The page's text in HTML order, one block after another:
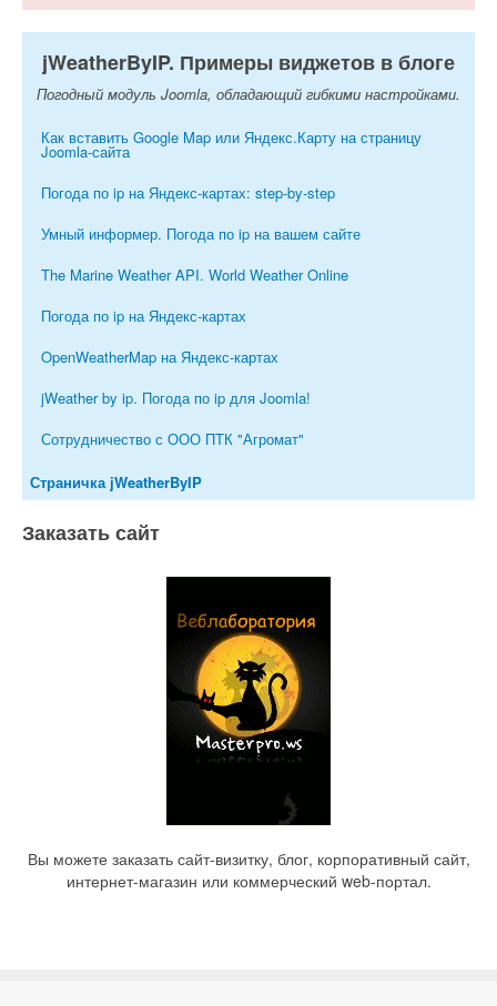
jWeatherByIP. Примеры виджетов в блоге
Погодный модуль Joomla, обладающий гибкими настройками.
Как вставить Google Map или Яндекс.Карту на страницу
Joomla-сайта
Погода по ip на Яндекс-картах: step-by-step
Умный информер. Погода по ip на вашем сайте
The Marine Weather API. World Weather Online
Погода по ip на Яндекс-картах
OpenWeatherMap на Яндекс-картах
jWeather by ip. Погода по ip для Joomla!
Сотрудничество с ООО ПТК "Агромат"
Страничка jWeatherByIP
Заказать сайт
Вы можете заказать сайт-визитку, блог, корпоративный сайт,
интернет-магазин или коммерческий web-портал.